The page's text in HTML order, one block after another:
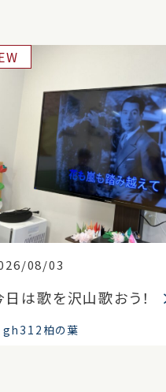
08/03
日は歌を沢山歌おう！
gh312柏の葉